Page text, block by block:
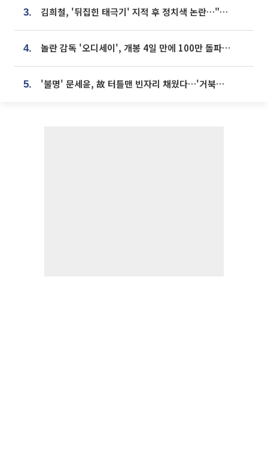
3. 김희철, '뒤집힌 태극기' 지적 후 정치색 논란…"좌우 떠나 우리나라 국기"
4. 놀란 감독 '오디세이', 개봉 4일 만에 100만 돌파⋯'왕사남' 보다 빠르다
5. '불명' 문세윤, 故 터틀맨 빈자리 채웠다…'거북이' 눈물의 최종 우승